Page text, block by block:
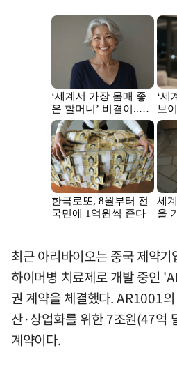
최근 아리바이오는 중국 제약
하이머병 치료제로 개발 중인
권 계약을 체결했다. AR1001
산·상업화를 위한 7조원(47억
계약이다.